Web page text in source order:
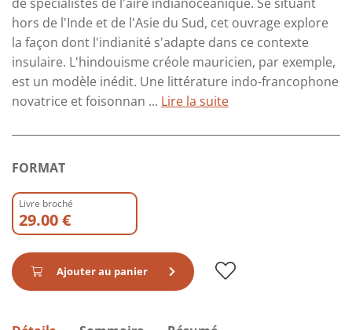
hors de l'Inde et de l'Asie du Sud, cet ouvrage explore
la façon dont l'indianité s'adapte dans ce contexte
insulaire. L'hindouisme créole mauricien, par exemple,
est un modèle inédit. Une littérature indo-francophone
novatrice et foisonnan ... Lire la suite
FORMAT
Livre broché
29.00 €
Ajouter au panier